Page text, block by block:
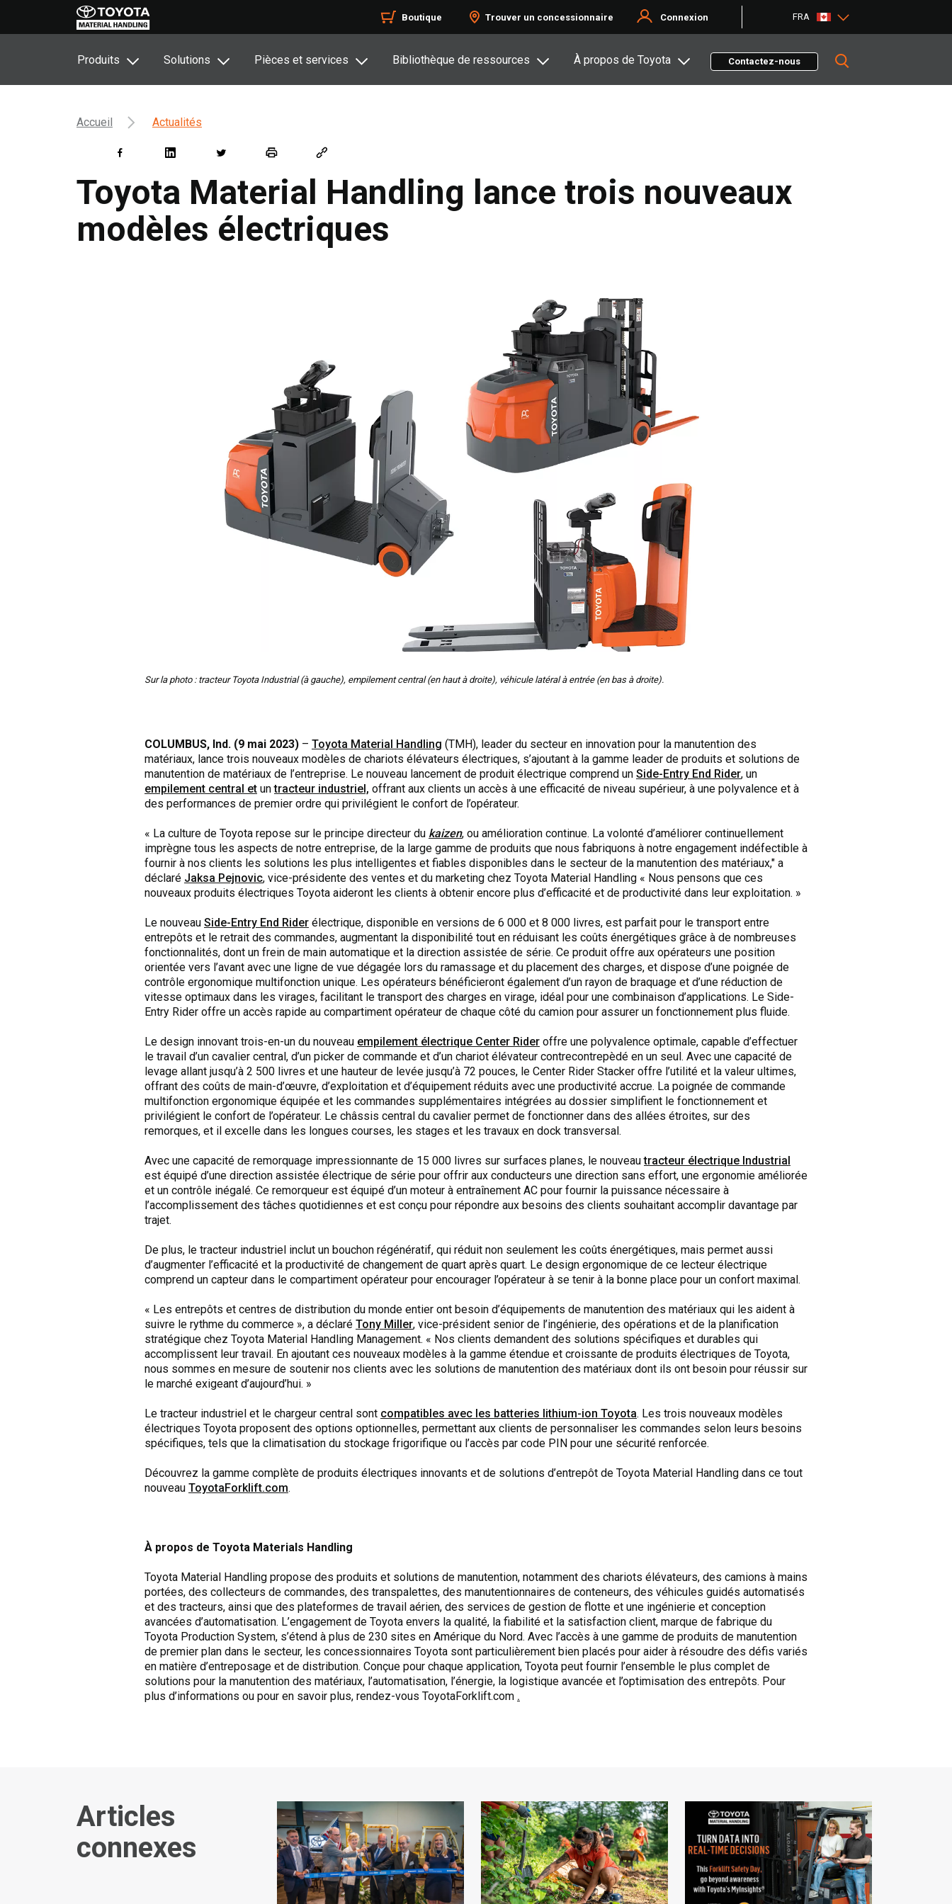
Boutique Trouver un concessionnaire Connexion FRA
Produits Solutions Pièces et services Bibliothèque de ressources À propos de Toyota Contactez-nous
Accueil Actualités
Toyota Material Handling lance trois nouveaux
modèles électriques
Sur la photo : tracteur Toyota Industrial (à gauche), empilement central (en haut à droite), véhicule latéral à entrée (en bas à droite).
COLUMBUS, Ind. (9 mai 2023) – Toyota Material Handling (TMH), leader du secteur en innovation pour la manutention des
matériaux, lance trois nouveaux modèles de chariots élévateurs électriques, s’ajoutant à la gamme leader de produits et solutions de
manutention de matériaux de l’entreprise. Le nouveau lancement de produit électrique comprend un Side-Entry End Rider, un
empilement central et untracteur industriel, offrant aux clients un accès à une efficacité de niveau supérieur, à une polyvalence et à
des performances de premier ordre qui privilégient le confort de l’opérateur.
« La culture de Toyota repose sur le principe directeur du kaizen, ou amélioration continue. La volonté d’améliorer continuellement
imprègne tous les aspects de notre entreprise, de la large gamme de produits que nous fabriquons à notre engagement indéfectible à
fournir à nos clients les solutions les plus intelligentes et fiables disponibles dans le secteur de la manutention des matériaux," a
déclaré Jaksa Pejnovic, vice-présidente des ventes et du marketing chez Toyota Material Handling « Nous pensons que ces
nouveaux produits électriques Toyota aideront les clients à obtenir encore plus d’efficacité et de productivité dans leur exploitation. »
Le nouveau Side-Entry End Rider électrique, disponible en versions de 6 000 et 8 000 livres, est parfait pour le transport entre
entrepôts et le retrait des commandes, augmentant la disponibilité tout en réduisant les coûts énergétiques grâce à de nombreuses
fonctionnalités, dont un frein de main automatique et la direction assistée de série. Ce produit offre aux opérateurs une position
orientée vers l’avant avec une ligne de vue dégagée lors du ramassage et du placement des charges, et dispose d’une poignée de
contrôle ergonomique multifonction unique. Les opérateurs bénéficieront également d’un rayon de braquage et d’une réduction de
vitesse optimaux dans les virages, facilitant le transport des charges en virage, idéal pour une combinaison d’applications. Le Side-
Entry Rider offre un accès rapide au compartiment opérateur de chaque côté du camion pour assurer un fonctionnement plus fluide.
Le design innovant trois-en-un du nouveau empilement électrique Center Rider offre une polyvalence optimale, capable d’effectuer
le travail d’un cavalier central, d’un picker de commande et d’un chariot élévateur contrecontrepèdé en un seul. Avec une capacité de
levage allant jusqu’à 2 500 livres et une hauteur de levée jusqu’à 72 pouces, le Center Rider Stacker offre l’utilité et la valeur ultimes,
offrant des coûts de main-d’œuvre, d’exploitation et d’équipement réduits avec une productivité accrue. La poignée de commande
multifonction ergonomique équipée et les commandes supplémentaires intégrées au dossier simplifient le fonctionnement et
privilégient le confort de l’opérateur. Le châssis central du cavalier permet de fonctionner dans des allées étroites, sur des
remorques, et il excelle dans les longues courses, les stages et les travaux en dock transversal.
Avec une capacité de remorquage impressionnante de 15 000 livres sur surfaces planes, le nouveautracteur électrique Industrial
est équipé d’une direction assistée électrique de série pour offrir aux conducteurs une direction sans effort, une ergonomie améliorée
et un contrôle inégalé. Ce remorqueur est équipé d’un moteur à entraînement AC pour fournir la puissance nécessaire à
l’accomplissement des tâches quotidiennes et est conçu pour répondre aux besoins des clients souhaitant accomplir davantage par
trajet.
De plus, le tracteur industriel inclut un bouchon régénératif, qui réduit non seulement les coûts énergétiques, mais permet aussi
d’augmenter l’efficacité et la productivité de changement de quart après quart. Le design ergonomique de ce lecteur électrique
comprend un capteur dans le compartiment opérateur pour encourager l’opérateur à se tenir à la bonne place pour un confort maximal.
« Les entrepôts et centres de distribution du monde entier ont besoin d’équipements de manutention des matériaux qui les aident à
suivre le rythme du commerce », a déclaré Tony Miller, vice-président senior de l’ingénierie, des opérations et de la planification
stratégique chez Toyota Material Handling Management. « Nos clients demandent des solutions spécifiques et durables qui
accomplissent leur travail. En ajoutant ces nouveaux modèles à la gamme étendue et croissante de produits électriques de Toyota,
nous sommes en mesure de soutenir nos clients avec les solutions de manutention des matériaux dont ils ont besoin pour réussir sur
le marché exigeant d’aujourd’hui. »
Le tracteur industriel et le chargeur central sont compatibles avec les batteries lithium-ion Toyota. Les trois nouveaux modèles
électriques Toyota proposent des options optionnelles, permettant aux clients de personnaliser les commandes selon leurs besoins
spécifiques, tels que la climatisation du stockage frigorifique ou l’accès par code PIN pour une sécurité renforcée.
Découvrez la gamme complète de produits électriques innovants et de solutions d’entrepôt de Toyota Material Handling dans ce tout
nouveau ToyotaForklift.com.
À propos de Toyota Materials Handling
Toyota Material Handling propose des produits et solutions de manutention, notamment des chariots élévateurs, des camions à mains
portées, des collecteurs de commandes, des transpalettes, des manutentionnaires de conteneurs, des véhicules guidés automatisés
et des tracteurs, ainsi que des plateformes de travail aérien, des services de gestion de flotte et une ingénierie et conception
avancées d’automatisation. L’engagement de Toyota envers la qualité, la fiabilité et la satisfaction client, marque de fabrique du
Toyota Production System, s’étend à plus de 230 sites en Amérique du Nord. Avec l’accès à une gamme de produits de manutention
de premier plan dans le secteur, les concessionnaires Toyota sont particulièrement bien placés pour aider à résoudre des défis variés
en matière d’entreposage et de distribution. Conçue pour chaque application, Toyota peut fournir l’ensemble le plus complet de
solutions pour la manutention des matériaux, l’automatisation, l’énergie, la logistique avancée et l’optimisation des entrepôts. Pour
plus d’informations ou pour en savoir plus, rendez-vous ToyotaForklift.com .
Articles
connexes